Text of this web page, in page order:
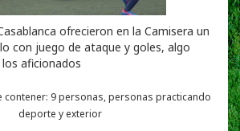
ofrecieron en la Camisera un
con juego de ataque y goles, algo
aficionados